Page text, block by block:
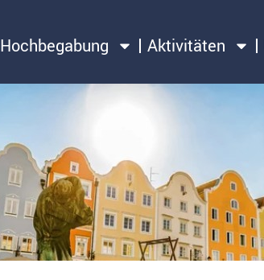
Hochbegabung Aktivitäten